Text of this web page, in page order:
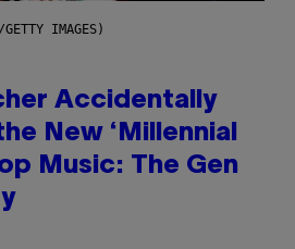
IMAGES)
Accidentally
New ‘Millennial
Music: The Gen